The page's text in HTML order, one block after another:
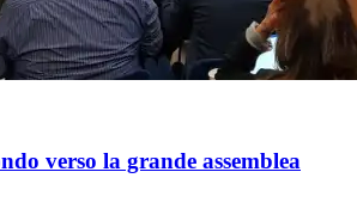
verso la grande assemblea